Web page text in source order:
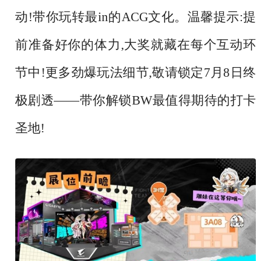
动!带你玩转最in的ACG文化。温馨提示:提
前准备好你的体力,大奖就藏在每个互动环
节中!更多劲爆玩法细节,敬请锁定7月8日终
极剧透——带你解锁BW最值得期待的打卡
圣地!